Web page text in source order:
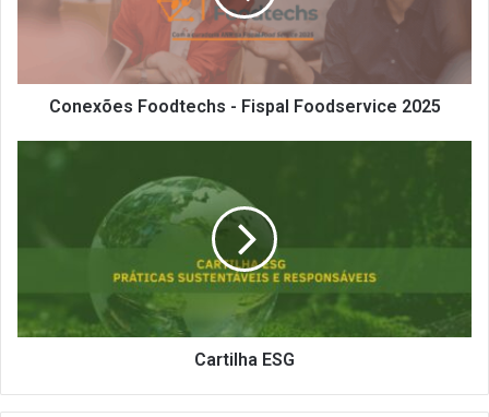
Conexões Foodtechs - Fispal Foodservice 2025
Cartilha ESG